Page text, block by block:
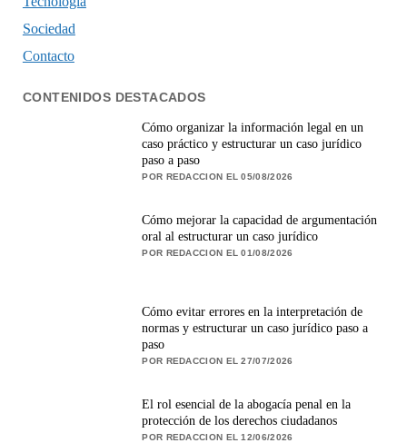
Sociedad
Contacto
CONTENIDOS DESTACADOS
Cómo organizar la información legal en un
caso práctico y estructurar un caso jurídico
paso a paso
POR REDACCION EL 05/08/2026
Cómo mejorar la capacidad de argumentación
oral al estructurar un caso jurídico
POR REDACCION EL 01/08/2026
Cómo evitar errores en la interpretación de
normas y estructurar un caso jurídico paso a
paso
POR REDACCION EL 27/07/2026
El rol esencial de la abogacía penal en la
protección de los derechos ciudadanos
POR REDACCION EL 12/06/2026